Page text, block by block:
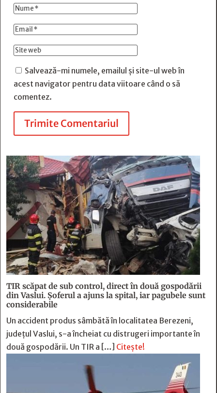
Salvează-mi numele, emailul și site-ul web în
acest navigator pentru data viitoare când o să
comentez.
Trimite Comentariul
TIR scăpat de sub control, direct în două gospodării
din Vaslui. Șoferul a ajuns la spital, iar pagubele sunt
considerabile
Un accident produs sâmbătă în localitatea Berezeni,
județul Vaslui, s-a încheiat cu distrugeri importante în
două gospodării. Un TIR a […] Citește!